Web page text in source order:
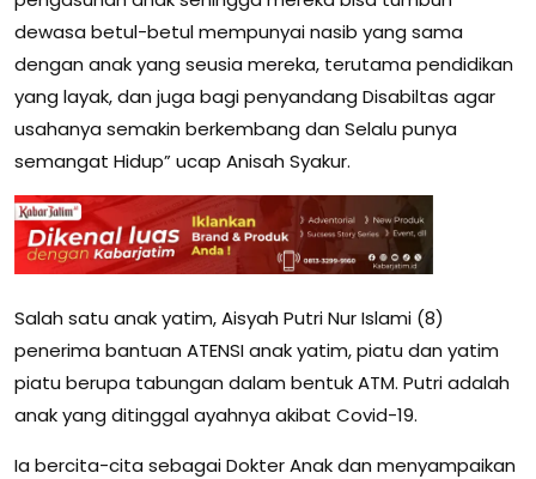
dewasa betul-betul mempunyai nasib yang sama
dengan anak yang seusia mereka, terutama pendidikan
yang layak, dan juga bagi penyandang Disabiltas agar
usahanya semakin berkembang dan Selalu punya
semangat Hidup” ucap Anisah Syakur.
Salah satu anak yatim, Aisyah Putri Nur Islami (8)
penerima bantuan ATENSI anak yatim, piatu dan yatim
piatu berupa tabungan dalam bentuk ATM. Putri adalah
anak yang ditinggal ayahnya akibat Covid-19.
Ia bercita-cita sebagai Dokter Anak dan menyampaikan